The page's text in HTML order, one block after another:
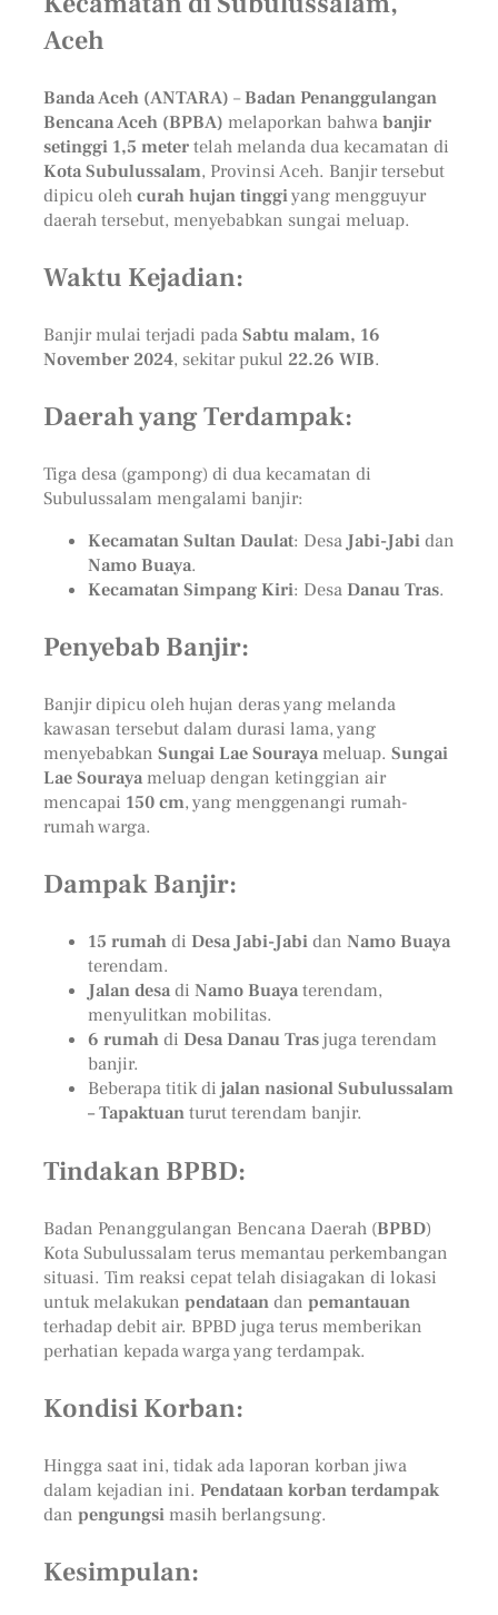
Aceh
Banda Aceh (ANTARA) –Badan Penanggulangan
Bencana Aceh (BPBA) melaporkan bahwabanjir
setinggi 1,5 metertelah melanda dua kecamatan di
Kota Subulussalam, Provinsi Aceh. Banjir tersebut
dipicu olehcurah hujan tinggiyang mengguyur
daerah tersebut, menyebabkan sungai meluap.
Waktu Kejadian:
Banjir mulai terjadi padaSabtu malam, 16
November 2024, sekitar pukul 22.26 WIB.
Daerah yang Terdampak:
Tiga desa (gampong) di dua kecamatan di
Subulussalam mengalami banjir:
Kecamatan Sultan Daulat: Desa Jabi-Jabidan
Namo Buaya.
Kecamatan Simpang Kiri: DesaDanau Tras.
Penyebab Banjir:
Banjir dipicu oleh hujan deras yang melanda
kawasan tersebut dalam durasi lama, yang
menyebabkan Sungai Lae Sourayameluap. Sungai
Lae Sourayameluap dengan ketinggian air
mencapai 150 cm, yang menggenangi rumah-
rumah warga.
Dampak Banjir:
15 rumahdi Desa Jabi-Jabidan Namo Buaya
terendam.
Jalan desadi Namo Buayaterendam,
menyulitkan mobilitas.
6 rumahdi Desa Danau Trasjuga terendam
banjir.
Beberapa titik di jalan nasional Subulussalam
– Tapaktuanturut terendam banjir.
Tindakan BPBD:
Badan Penanggulangan Bencana Daerah (BPBD)
Kota Subulussalam terus memantau perkembangan
situasi. Tim reaksi cepat telah disiagakan di lokasi
untuk melakukan pendataandan pemantauan
terhadap debit air. BPBD juga terus memberikan
perhatian kepada warga yang terdampak.
Kondisi Korban:
Hingga saat ini, tidak ada laporan korban jiwa
dalam kejadian ini. Pendataan korban terdampak
dan pengungsimasih berlangsung.
Kesimpulan: